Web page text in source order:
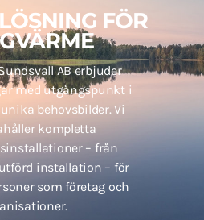
FÖR
AB erbjuder
med utgångspunkt i
behovsbilder. Vi
kompletta
– från
installation – för
som företag och